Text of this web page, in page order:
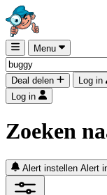
Menu
Deal delen
Log in
Log in
Zoeken
Alert instellen Alert